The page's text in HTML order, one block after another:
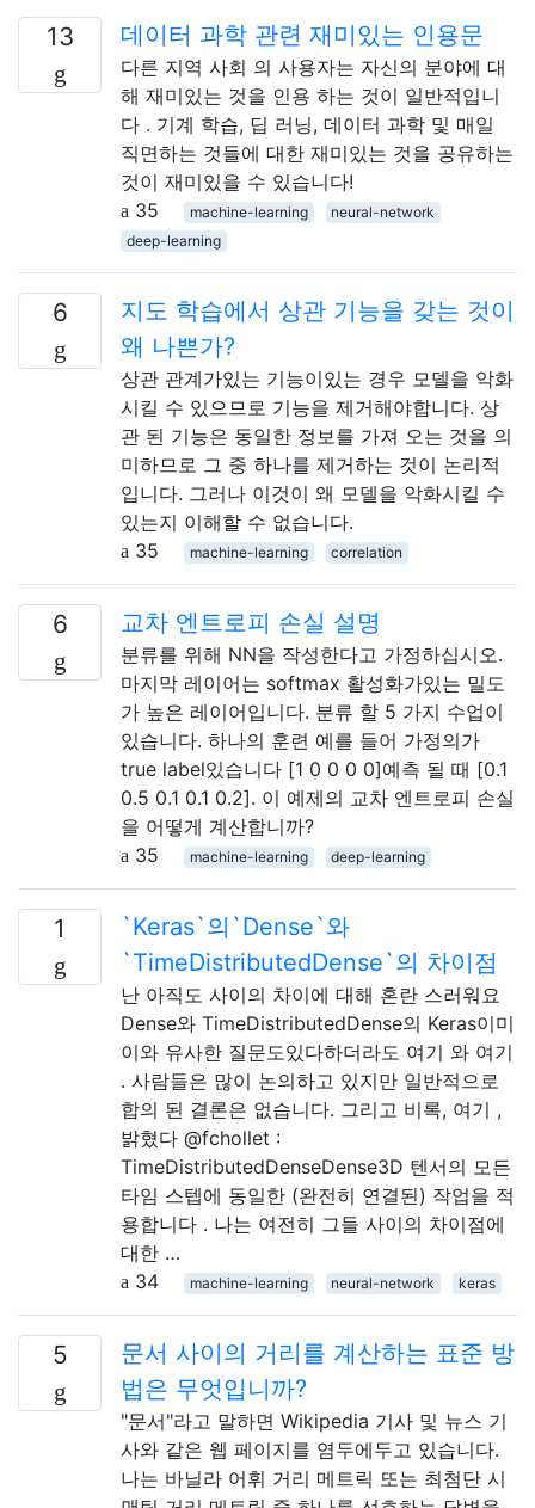
13 데이터 과학 관련 재미있는 인용문
다른 지역 사회 의 사용자는 자신의 분야에 대
해 재미있는 것을 인용 하는 것이 일반적입니
다 . 기계 학습, 딥 러닝, 데이터 과학 및 매일
직면하는 것들에 대한 재미있는 것을 공유하는
것이 재미있을 수 있습니다!
35
machine-learning
neural-network
deep-learning
6
지도 학습에서 상관 기능을 갖는 것이
왜 나쁜가?
상관 관계가있는 기능이있는 경우 모델을 악화
시킬 수 있으므로 기능을 제거해야합니다. 상
관 된 기능은 동일한 정보를 가져 오는 것을 의
미하므로 그 중 하나를 제거하는 것이 논리적
입니다. 그러나 이것이 왜 모델을 악화시킬 수
있는지 이해할 수 없습니다.
35
machine-learning correlation
6 교차 엔트로피 손실 설명
분류를 위해 NN을 작성한다고 가정하십시오.
마지막 레이어는 softmax 활성화가있는 밀도
가 높은 레이어입니다. 분류 할 5 가지 수업이
있습니다. 하나의 훈련 예를 들어 가정의가
true label있습니다 [1 0 0 0 0]예측 될 때 [0.1
0.5 0.1 0.1 0.2]. 이 예제의 교차 엔트로피 손실
을 어떻게 계산합니까?
35
machine-learning deep-learning
1
`Keras`의`Dense`와
`TimeDistributedDense`의 차이점
난 아직도 사이의 차이에 대해 혼란 스러워요
Dense와 TimeDistributedDense의 Keras이미
이와 유사한 질문도있다하더라도 여기 와 여기
. 사람들은 많이 논의하고 있지만 일반적으로
합의 된 결론은 없습니다. 그리고 비록, 여기 ,
밝혔다 @fchollet :
TimeDistributedDenseDense3D 텐서의 모든
타임 스텝에 동일한 (완전히 연결된) 작업을 적
용합니다 . 나는 여전히 그들 사이의 차이점에
대한 …
34
machine-learning neural-network keras
5
문서 사이의 거리를 계산하는 표준 방
법은 무엇입니까?
"문서"라고 말하면 Wikipedia 기사 및 뉴스 기
사와 같은 웹 페이지를 염두에두고 있습니다.
나는 바닐라 어휘 거리 메트릭 또는 최첨단 시